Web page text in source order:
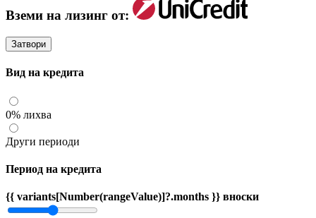
Вземи на лизинг от:
Затвори
Вид на кредита
0% лихва
Други периоди
Период на кредита
{{ variants[Number(rangeValue)]?.months }} вноски